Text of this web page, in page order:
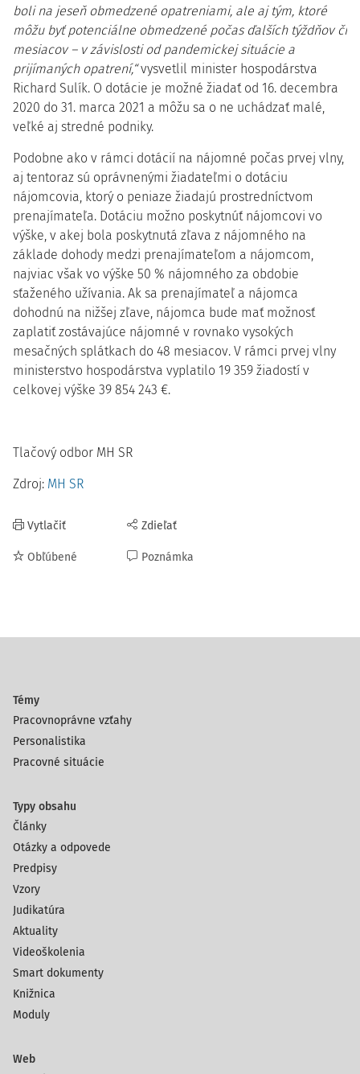
boli na jeseň obmedzené opatreniami, ale aj tým, ktoré
môžu byť potenciálne obmedzené počas ďalších týždňov či
mesiacov – v závislosti od pandemickej situácie a
prijímaných opatrení,“vysvetlil minister hospodárstva
Richard Sulík. O dotácie je možné žiadať od 16. decembra
2020 do 31. marca 2021 a môžu sa o ne uchádzať malé,
veľké aj stredné podniky.
Podobne ako v rámci dotácií na nájomné počas prvej vlny,
aj tentoraz sú oprávnenými žiadateľmi o dotáciu
nájomcovia, ktorý o peniaze žiadajú prostredníctvom
prenajímateľa. Dotáciu možno poskytnúť nájomcovi vo
výške, v akej bola poskytnutá zľava z nájomného na
základe dohody medzi prenajímateľom a nájomcom,
najviac však vo výške 50 % nájomného za obdobie
sťaženého užívania. Ak sa prenajímateľ a nájomca
dohodnú na nižšej zľave, nájomca bude mať možnosť
zaplatiť zostávajúce nájomné v rovnako vysokých
mesačných splátkach do 48 mesiacov. V rámci prvej vlny
ministerstvo hospodárstva vyplatilo 19 359 žiadostí v
celkovej výške 39 854 243 €.
Tlačový odbor MH SR
Zdroj: MH SR
Vytlačiť
Obľúbené
Zdieľať
Poznámka
Témy
Pracovnoprávne vzťahy
Personalistika
Pracovné situácie
Typy obsahu
Články
Otázky a odpovede
Predpisy
Vzory
Judikatúra
Aktuality
Videoškolenia
Smart dokumenty
Knižnica
Moduly
Web